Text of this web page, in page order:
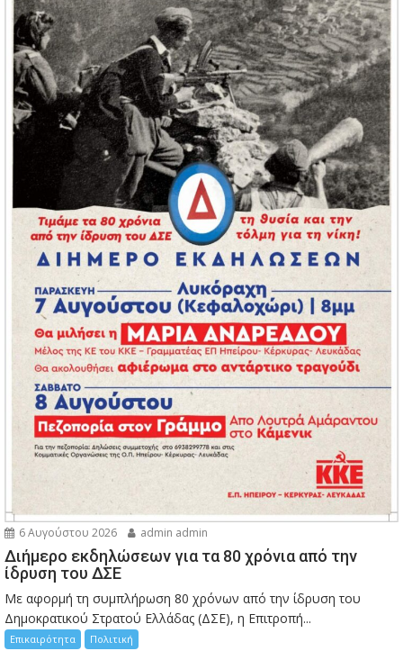
6 Αυγούστου 2026 admin admin
Διήμερο εκδηλώσεων για τα 80 χρόνια από την
ίδρυση του ΔΣΕ
Με αφορμή τη συμπλήρωση 80 χρόνων από την ίδρυση του
Δημοκρατικού Στρατού Ελλάδας (ΔΣΕ), η Επιτροπή...
Επικαιρότητα Πολιτική